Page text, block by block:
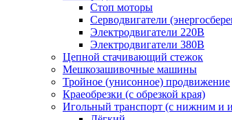
Стоп моторы
Серводвигатели
Электродвигатели 220В
Электродвигатели 380В
Цепной стачивающий стежок
Мешкозашивочные машины
Тройное (унисонное) продвижение
Краеобрезки (с обрезкой края)
Игольный транспорт (с нижним и